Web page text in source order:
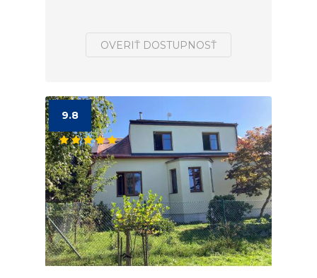
OVERIŤ DOSTUPNOSŤ
9.8